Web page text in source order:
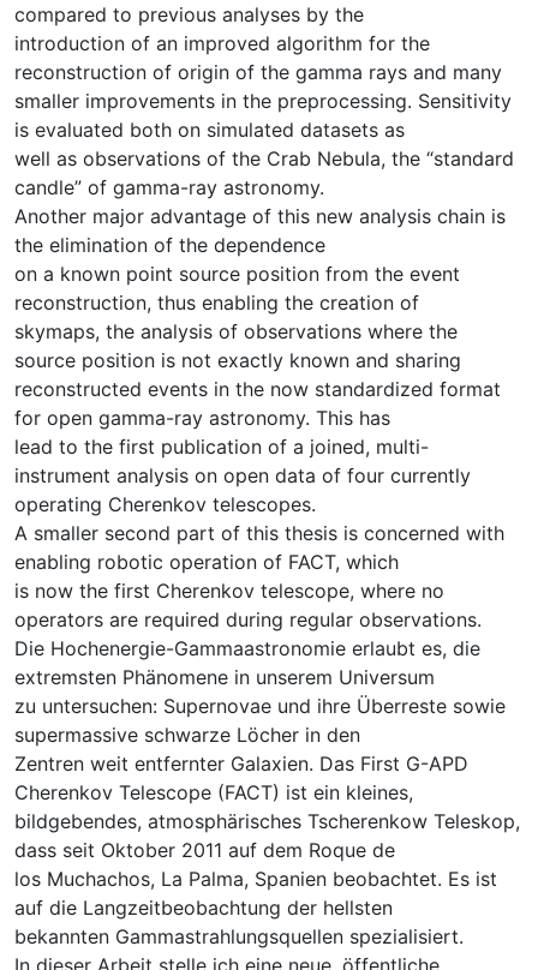
compared to previous analyses by the
introduction of an improved algorithm for the
reconstruction of origin of the gamma rays and many
smaller improvements in the preprocessing. Sensitivity
is evaluated both on simulated datasets as
well as observations of the Crab Nebula, the “standard
candle” of gamma-ray astronomy.
Another major advantage of this new analysis chain is
the elimination of the dependence
on a known point source position from the event
reconstruction, thus enabling the creation of
skymaps, the analysis of observations where the
source position is not exactly known and sharing
reconstructed events in the now standardized format
for open gamma-ray astronomy. This has
lead to the first publication of a joined, multi-
instrument analysis on open data of four currently
operating Cherenkov telescopes.
A smaller second part of this thesis is concerned with
enabling robotic operation of FACT, which
is now the first Cherenkov telescope, where no
operators are required during regular observations.
Die Hochenergie-Gammaastronomie erlaubt es, die
extremsten Phänomene in unserem Universum
zu untersuchen: Supernovae und ihre Überreste sowie
supermassive schwarze Löcher in den
Zentren weit entfernter Galaxien. Das First G-APD
Cherenkov Telescope (FACT) ist ein kleines,
bildgebendes, atmosphärisches Tscherenkow Teleskop,
dass seit Oktober 2011 auf dem Roque de
los Muchachos, La Palma, Spanien beobachtet. Es ist
auf die Langzeitbeobachtung der hellsten
bekannten Gammastrahlungsquellen spezialisiert.
In dieser Arbeit stelle ich eine neue, öffentliche